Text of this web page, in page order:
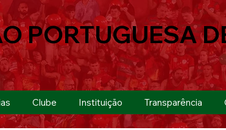
Clube Instituição Transparência
PORTUGUESA